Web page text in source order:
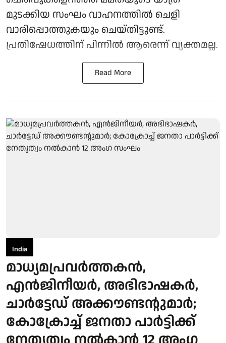
മുടക്കിയ സംഘം വാഹനത്തിൽ ചെളി
വാരിപ്പൊത്തുകയും ചെയ്തിട്ടുണ്ട്.
പ്രതിഷേധത്തിന് പിന്നിൽ ആരെന്ന് വ്യക്തമല്ല.
Read More
India
മാധ്യമപ്രവര്‍ത്തകന്‍,
എന്‍ജിനീയര്‍, അഭിഭാഷകര്‍,
ചാര്‍ട്ടേഡ് അക്കൗണ്ടന്റുമാര്‍;
കോക്രോച്ച് ജനതാ പാര്‍ട്ടിക്ക്